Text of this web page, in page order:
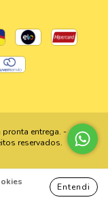
Entendi
entrega. -
reservados.